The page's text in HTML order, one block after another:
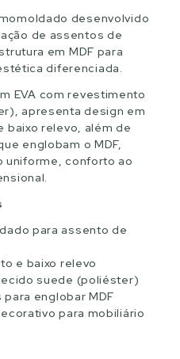
desenvolvido
de assentos de
em MDF para
diferenciada.
EVA com revestimento
apresenta design em
baixo relevo, além de
englobam o MDF,
uniforme, conforto ao
para assento de
e baixo relevo
suede (poliéster)
englobar MDF
para mobiliário